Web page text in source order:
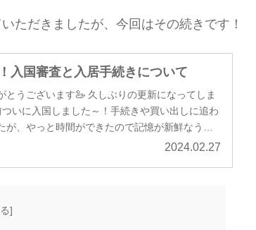
ただきましたが、今回はその続きです！
入国審査と入居手続きについて
とうございます🦢 久しぶりの更新になってしま
いに入国しました～！手続きや買い出しに追わ
、やっと時間ができたので記憶が新鮮なうち
2024.02.27